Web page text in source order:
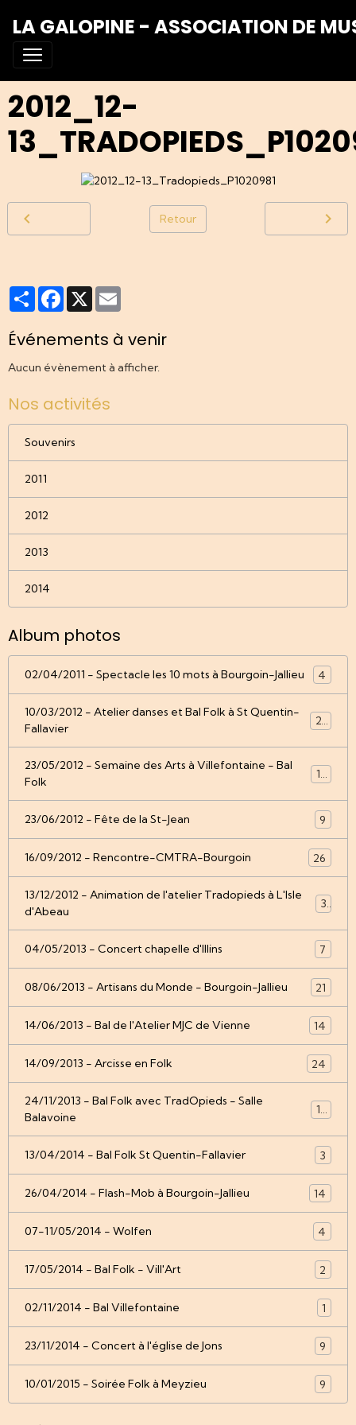
LA GALOPINE - ASSOCIATION DE
2012_12-
Retour
PartagerFacebook
X
Événements à venir
Aucun évènement à afficher.
Nos activités
Souvenirs
2011
2012
2013
2014
Album photos
02/04/2011 - Spectacle les 10 mots à Bourgoin-Jallieu 4
10/03/2012 - Atelier danses et Bal Folk à St Quentin-
Fallavier
22
23/05/2012 - Semaine des Arts à Villefontaine - Bal
Folk
12
23/06/2012 - Fête de la St-Jean 9
16/09/2012 - Rencontre-CMTRA-Bourgoin 26
13/12/2012 - Animation de l'atelier Tradopieds à L'Isle
d'Abeau
3
04/05/2013 - Concert chapelle d'Illins 7
08/06/2013 - Artisans du Monde - Bourgoin-Jallieu 21
14/06/2013 - Bal de l'Atelier MJC de Vienne 14
14/09/2013 - Arcisse en Folk 24
24/11/2013 - Bal Folk avec TradOpieds - Salle
Balavoine
12
13/04/2014 - Bal Folk St Quentin-Fallavier 3
26/04/2014 - Flash-Mob à Bourgoin-Jallieu 14
07-11/05/2014 - Wolfen 4
17/05/2014 - Bal Folk - Vill'Art 2
02/11/2014 - Bal Villefontaine 1
23/11/2014 - Concert à l'église de Jons 9
10/01/2015 - Soirée Folk à Meyzieu 9